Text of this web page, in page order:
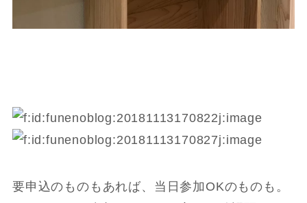
要申込のものもあれば、当日参加OKのものも。